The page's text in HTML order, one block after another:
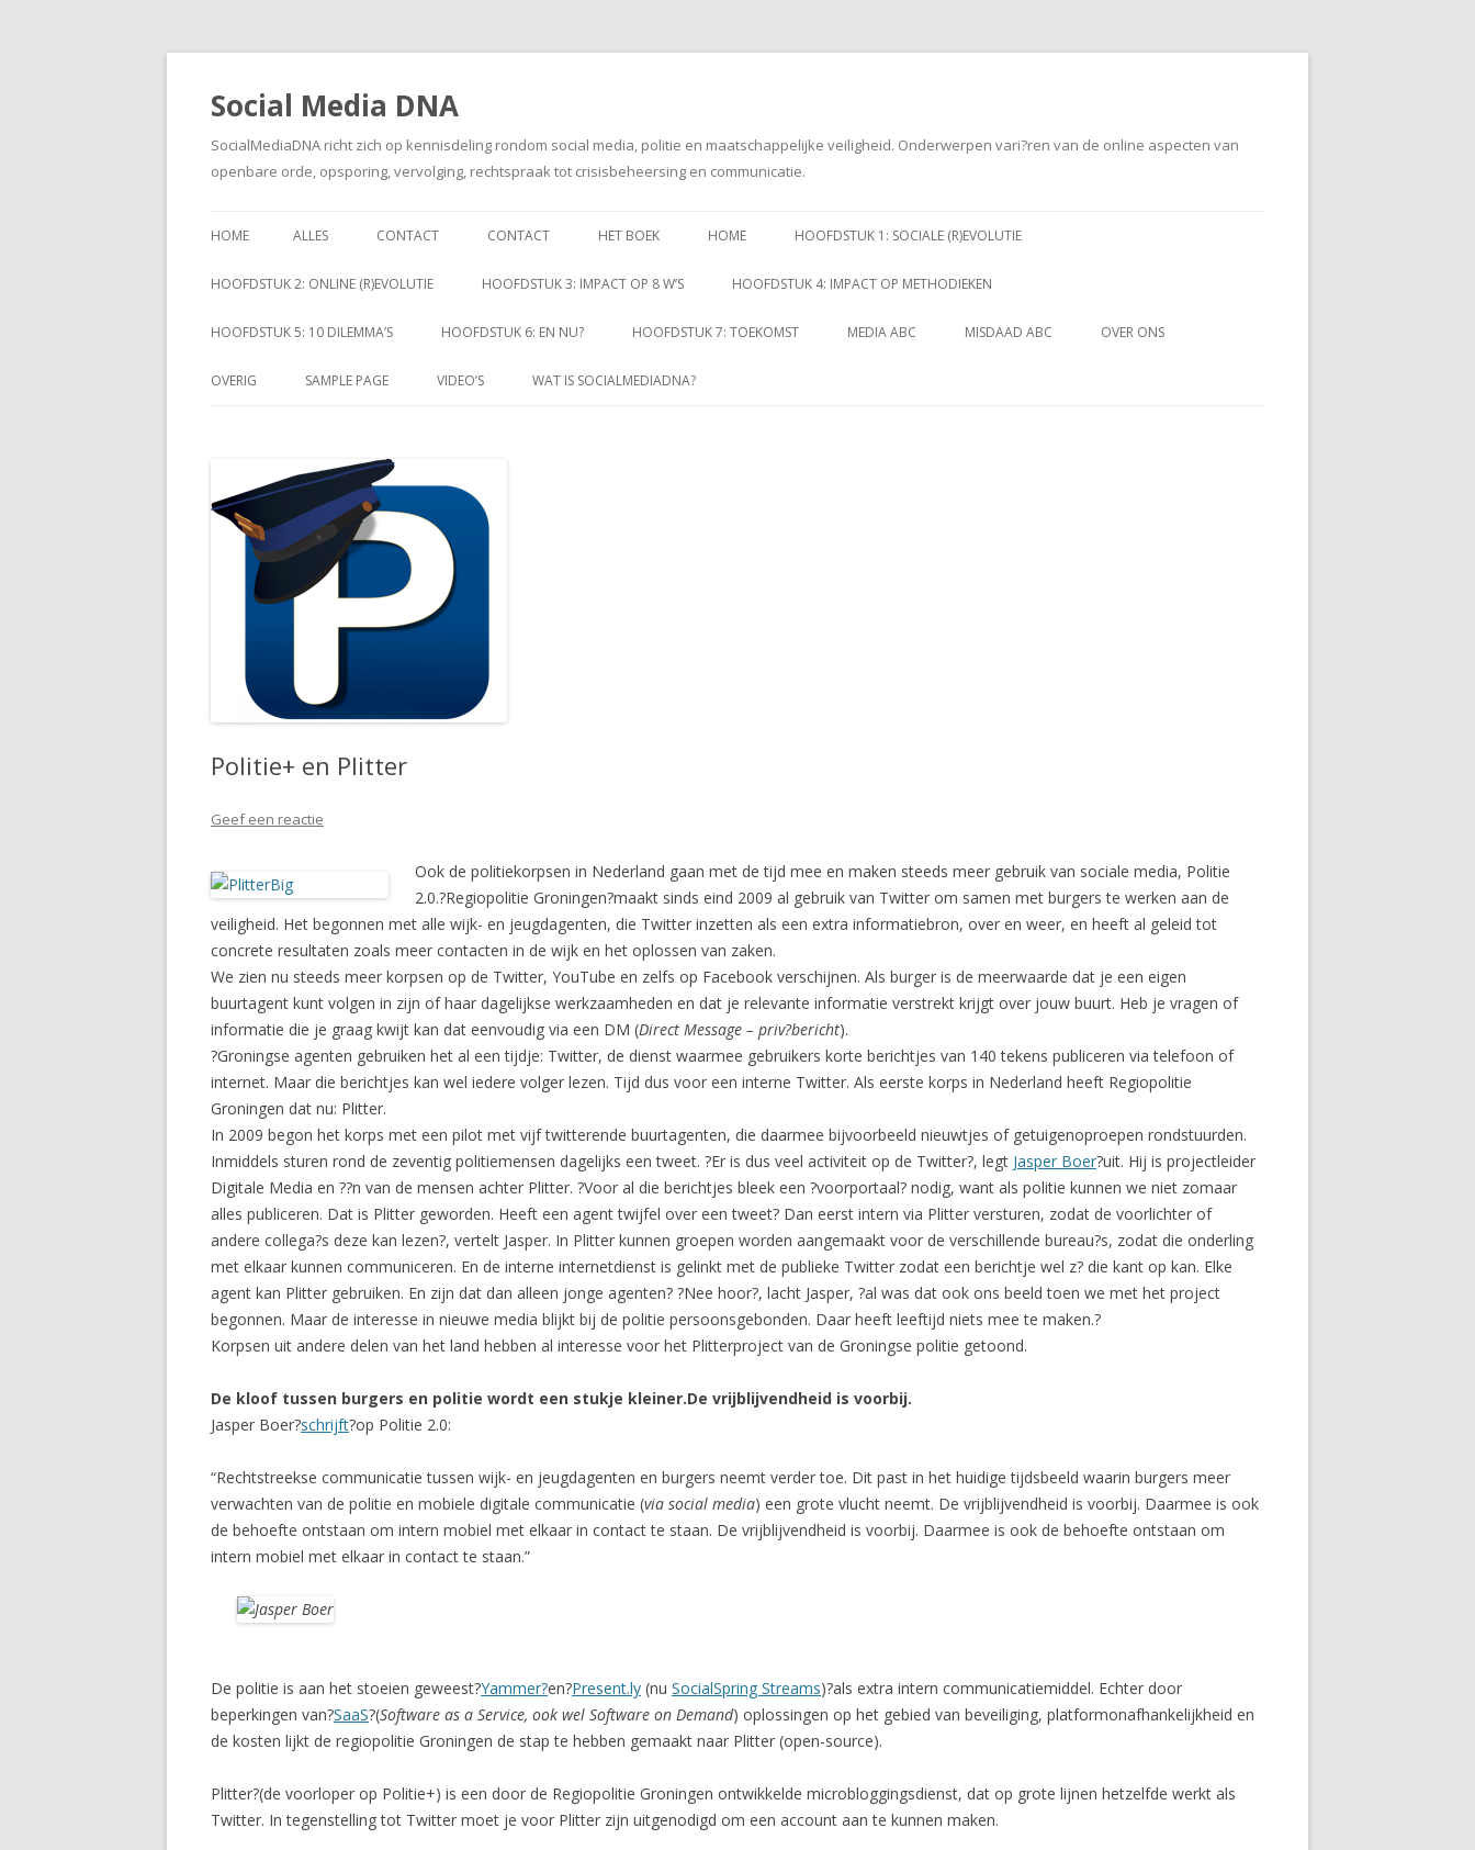
Social Media DNA
SocialMediaDNA richt zich op kennisdeling rondom social media, politie en maatschappelijke veiligheid. Onderwerpen vari?ren van de online aspecten van
openbare orde, opsporing, vervolging, rechtspraak tot crisisbeheersing en communicatie.
naar
HOME ALLES CONTACT CONTACT HET BOEK HOME HOOFDSTUK 1: SOCIALE (R)EVOLUTIE
HOOFDSTUK 2: ONLINE (R)EVOLUTIE HOOFDSTUK 3: IMPACT OP 8 W’S HOOFDSTUK 4: IMPACT OP METHODIEKEN
HOOFDSTUK 5: 10 DILEMMA’S HOOFDSTUK 6: EN NU? HOOFDSTUK 7: TOEKOMST MEDIA ABC MISDAAD ABC OVER ONS
OVERIG SAMPLE PAGE VIDEO’S WAT IS SOCIALMEDIADNA?
Politie+ en Plitter
Geef een reactie
Ook de politiekorpsen in Nederland gaan met de tijd mee en maken steeds meer gebruik van sociale media, Politie
2.0.?Regiopolitie Groningen?maakt sinds eind 2009 al gebruik van Twitter om samen met burgers te werken aan de
veiligheid. Het begonnen met alle wijk- en jeugdagenten, die Twitter inzetten als een extra informatiebron, over en weer, en heeft al geleid tot
concrete resultaten zoals meer contacten in de wijk en het oplossen van zaken.
We zien nu steeds meer korpsen op de Twitter, YouTube en zelfs op Facebook verschijnen. Als burger is de meerwaarde dat je een eigen
buurtagent kunt volgen in zijn of haar dagelijkse werkzaamheden en dat je relevante informatie verstrekt krijgt over jouw buurt. Heb je vragen of
informatie die je graag kwijt kan dat eenvoudig via een DM (Direct Message – priv?bericht).
?Groningse agenten gebruiken het al een tijdje: Twitter, de dienst waarmee gebruikers korte berichtjes van 140 tekens publiceren via telefoon of
internet. Maar die berichtjes kan wel iedere volger lezen. Tijd dus voor een interne Twitter. Als eerste korps in Nederland heeft Regiopolitie
Groningen dat nu: Plitter.
In 2009 begon het korps met een pilot met vijf twitterende buurtagenten, die daarmee bijvoorbeeld nieuwtjes of getuigenoproepen rondstuurden.
Inmiddels sturen rond de zeventig politiemensen dagelijks een tweet. ?Er is dus veel activiteit op de Twitter?, legt Jasper Boer?uit. Hij is projectleider
Digitale Media en ??n van de mensen achter Plitter. ?Voor al die berichtjes bleek een ?voorportaal? nodig, want als politie kunnen we niet zomaar
alles publiceren. Dat is Plitter geworden. Heeft een agent twijfel over een tweet? Dan eerst intern via Plitter versturen, zodat de voorlichter of
andere collega?s deze kan lezen?, vertelt Jasper. In Plitter kunnen groepen worden aangemaakt voor de verschillende bureau?s, zodat die onderling
met elkaar kunnen communiceren. En de interne internetdienst is gelinkt met de publieke Twitter zodat een berichtje wel z? die kant op kan. Elke
agent kan Plitter gebruiken. En zijn dat dan alleen jonge agenten? ?Nee hoor?, lacht Jasper, ?al was dat ook ons beeld toen we met het project
begonnen. Maar de interesse in nieuwe media blijkt bij de politie persoonsgebonden. Daar heeft leeftijd niets mee te maken.?
Korpsen uit andere delen van het land hebben al interesse voor het Plitterproject van de Groningse politie getoond.
De kloof tussen burgers en politie wordt een stukje kleiner.De vrijblijvendheid is voorbij.
Jasper Boer?schrijft?op Politie 2.0:
“Rechtstreekse communicatie tussen wijk- en jeugdagenten en burgers neemt verder toe. Dit past in het huidige tijdsbeeld waarin burgers meer
verwachten van de politie en mobiele digitale communicatie (via social media) een grote vlucht neemt. De vrijblijvendheid is voorbij. Daarmee is ook
de behoefte ontstaan om intern mobiel met elkaar in contact te staan. De vrijblijvendheid is voorbij. Daarmee is ook de behoefte ontstaan om
intern mobiel met elkaar in contact te staan.”
De politie is aan het stoeien geweest?Yammer?en?Present.ly (nu SocialSpring Streams)?als extra intern communicatiemiddel. Echter door
beperkingen van?SaaS?(Software as a Service, ook wel Software on Demand) oplossingen op het gebied van beveiliging, platformonafhankelijkheid en
de kosten lijkt de regiopolitie Groningen de stap te hebben gemaakt naar Plitter (open-source).
Plitter?(de voorloper op Politie+) is een door de Regiopolitie Groningen ontwikkelde microbloggingsdienst, dat op grote lijnen hetzelfde werkt als
Twitter. In tegenstelling tot Twitter moet je voor Plitter zijn uitgenodigd om een account aan te kunnen maken.